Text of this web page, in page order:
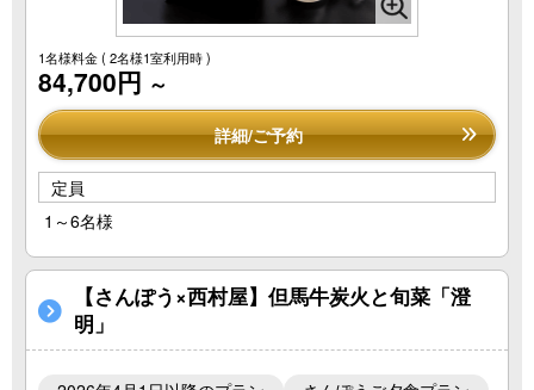
1名様料金( 2名様1室利用時 )
84,700円 ～
詳細/ご予約
定員
1～6名様
【さんぽう×西村屋】但馬牛炭火と旬菜「澄
明」